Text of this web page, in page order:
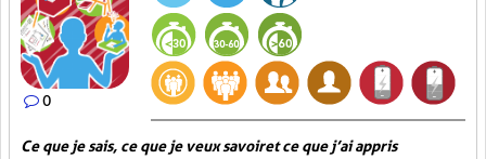
0
Ce que je sais, ce que je veux savoir et ce que j’ai appris